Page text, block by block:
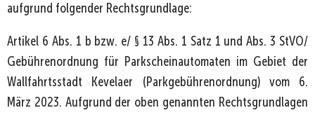
aufgrund folgender Rechtsgrundlage:
Artikel 6 Abs. 1 b bzw. e/ § 13 Abs. 1 Satz 1 und Abs. 3 StVO/
Gebührenordnung für Parkscheinautomaten im Gebiet der
Wallfahrtsstadt Kevelaer (Parkgebührenordnung) vom 6.
März 2023. Aufgrund der oben genannten Rechtsgrundlagen